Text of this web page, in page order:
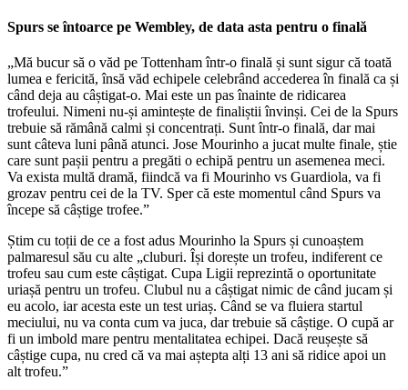
Spurs se întoarce pe Wembley, de data asta pentru o finală
„Mă bucur să o văd pe Tottenham într-o finală și sunt sigur că toată
lumea e fericită, însă văd echipele celebrând accederea în finală ca și
când deja au câștigat-o. Mai este un pas înainte de ridicarea
trofeului. Nimeni nu-și amintește de finaliștii învinși. Cei de la Spurs
trebuie să rămână calmi și concentrați. Sunt într-o finală, dar mai
sunt câteva luni până atunci. Jose Mourinho a jucat multe finale, știe
care sunt pașii pentru a pregăti o echipă pentru un asemenea meci.
Va exista multă dramă, fiindcă va fi Mourinho vs Guardiola, va fi
grozav pentru cei de la TV. Sper că este momentul când Spurs va
începe să câștige trofee.”
Știm cu toții de ce a fost adus Mourinho la Spurs și cunoaștem
palmaresul său cu alte „cluburi. Își dorește un trofeu, indiferent ce
trofeu sau cum este câștigat. Cupa Ligii reprezintă o oportunitate
uriașă pentru un trofeu. Clubul nu a câștigat nimic de când jucam și
eu acolo, iar acesta este un test uriaș. Când se va fluiera startul
meciului, nu va conta cum va juca, dar trebuie să câștige. O cupă ar
fi un imbold mare pentru mentalitatea echipei. Dacă reușește să
câștige cupa, nu cred că va mai aștepta alți 13 ani să ridice apoi un
alt trofeu.”